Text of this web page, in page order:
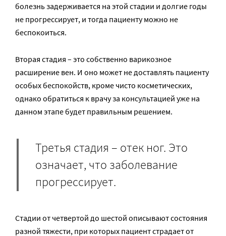
болезнь задерживается на этой стадии и долгие годы
не прогрессирует, и тогда пациенту можно не
беспокоиться.
Вторая стадия – это собственно варикозное
расширение вен. И оно может не доставлять пациенту
особых беспокойств, кроме чисто косметических,
однако обратиться к врачу за консультацией уже на
данном этапе будет правильным решением.
Третья стадия – отек ног. Это
означает, что заболевание
прогрессирует.
Стадии от четвертой до шестой описывают состояния
разной тяжести, при которых пациент страдает от